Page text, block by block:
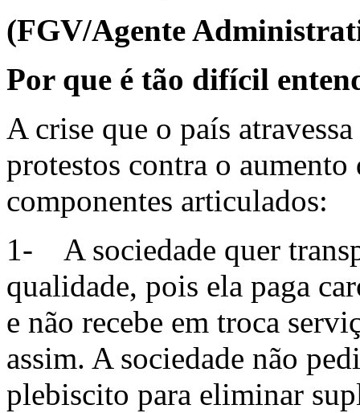
(FGV/Agente
Por que é tão difícil
A crise que o país
protestos contra o aumento
componentes articulados:
1- A sociedade quer
qualidade, pois ela paga
e não recebe em troca
assim. A sociedade não
plebiscito para eliminar